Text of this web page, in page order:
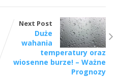
Next Post
Duże
wahania
temperatury oraz
wiosenne burze! – Ważne
Prognozy